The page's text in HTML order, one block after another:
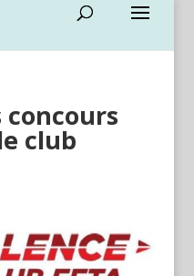
concours
club